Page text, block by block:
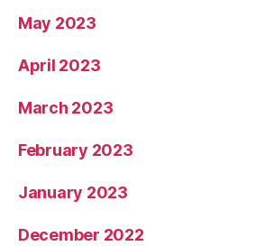
May 2023
April 2023
March 2023
February 2023
January 2023
December 2022